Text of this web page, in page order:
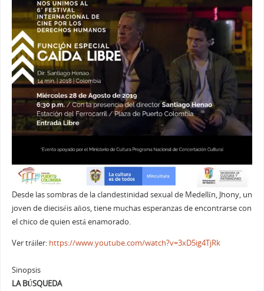
Desde las sombras de la clandestinidad sexual de Medellín, Jhony, un
joven de dieciséis años, tiene muchas esperanzas de encontrarse con
el chico de quien está enamorado.
Ver tráiler: https://www.youtube.com/watch?v=3xD5ig4TjRk
Sinopsis
LA BÚSQUEDA